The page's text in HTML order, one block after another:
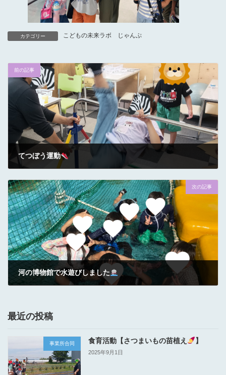
カテゴリー こどもの未来ラボ じゃんぷ
前の記事
てつぼう運動
次の記事
河の博物館で水遊びしました
最近の投稿
事業所合同 食育活動【さつまいもの苗植え 】
2025年9月1日